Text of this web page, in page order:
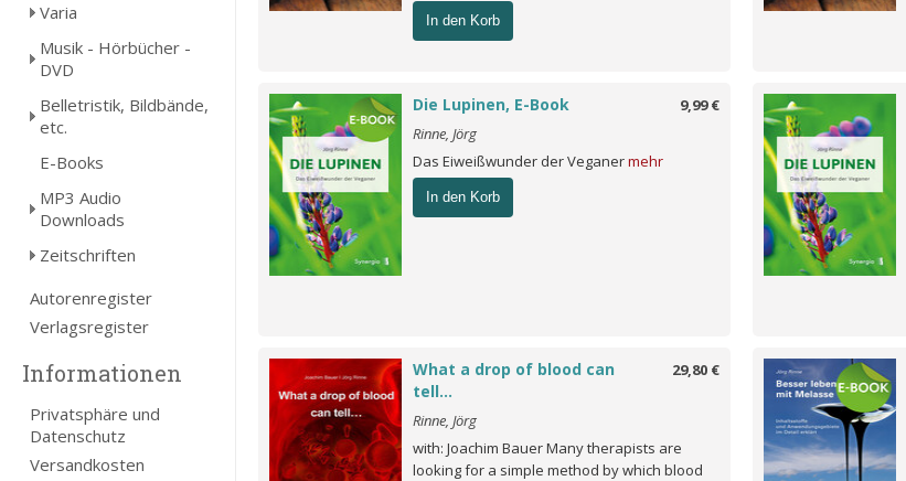
Varia
Musik - Hörbücher -
DVD
Belletristik, Bildbände,
etc.
E-Books
MP3 Audio
Downloads
Zeitschriften
Autorenregister
Verlagsregister
Informationen
Privatsphäre und
Datenschutz
Versandkosten
In den Korb
9,99 €
Die Lupinen, E-Book
Rinne, Jörg
Das Eiweißwunder der Veganermehr
In den Korb
29,80 €
What a drop of blood can
tell...
Rinne, Jörg
with: Joachim Bauer Many therapists are
looking for a simple method by which blood